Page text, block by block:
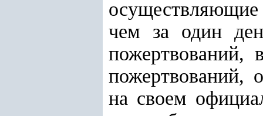
чем за один
пожертвований,
пожертвований,
на своем